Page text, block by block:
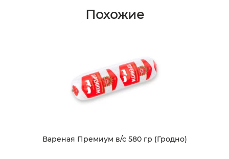
Похожие
Вареная Премиум в/с 580 гр (Гродно)